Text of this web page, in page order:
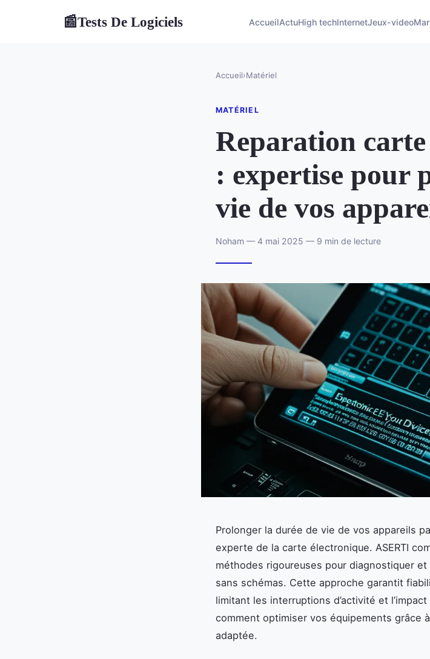
📰Tests De Logiciels AccueilActuHigh techInternetJeux-video
Accueil›Matériel
MATÉRIEL
Reparation
: expertise pour
vie de vos
Noham — 4 mai 2025 — 9 min de lecture
Prolonger la durée de vie de vos appareils
experte de la carte électronique. ASERTI
méthodes rigoureuses pour diagnostiquer
sans schémas. Cette approche garantit
limitant les interruptions d’activité et
comment optimiser vos équipements grâce
adaptée.